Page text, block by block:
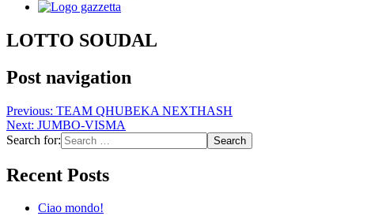
LOTTO SOUDAL
Post navigation
Previous: TEAM QHUBEKA NEXTHASH
Next: JUMBO-VISMA
Search for:
Recent Posts
Ciao mondo!